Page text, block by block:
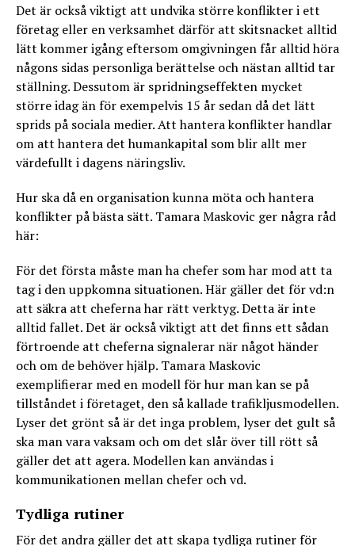
Det är också viktigt att undvika större konflikter i ett
företag eller en verksamhet därför att skitsnacket alltid
lätt kommer igång eftersom omgivningen får alltid höra
någons sidas personliga berättelse och nästan alltid tar
ställning. Dessutom är spridningseffekten mycket
större idag än för exempelvis 15 år sedan då det lätt
sprids på sociala medier. Att hantera konflikter handlar
om att hantera det humankapital som blir allt mer
värdefullt i dagens näringsliv.
Hur ska då en organisation kunna möta och hantera
konflikter på bästa sätt. Tamara Maskovic ger några råd
här:
För det första måste man ha chefer som har mod att ta
tag i den uppkomna situationen. Här gäller det för vd:n
att säkra att cheferna har rätt verktyg. Detta är inte
alltid fallet. Det är också viktigt att det finns ett sådan
förtroende att cheferna signalerar när något händer
och om de behöver hjälp. Tamara Maskovic
exemplifierar med en modell för hur man kan se på
tillståndet i företaget, den så kallade trafikljusmodellen.
Lyser det grönt så är det inga problem, lyser det gult så
ska man vara vaksam och om det slår över till rött så
gäller det att agera. Modellen kan användas i
kommunikationen mellan chefer och vd.
Tydliga rutiner
För det andra gäller det att skapa tydliga rutiner för